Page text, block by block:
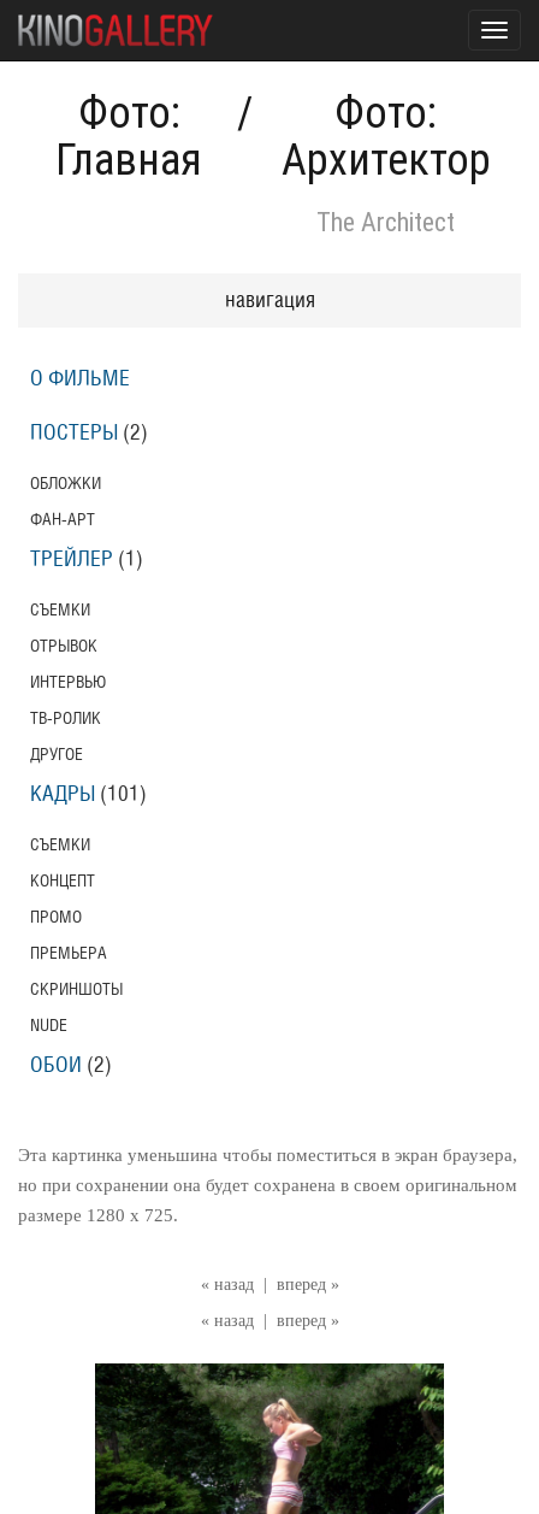
Фото:
Главная
/
Фото:
Архитектор
The Architect
« назад
вперед »
« назад
вперед »
Эта картинка уменьшина чтобы поместиться в экран браузера,
но при сохранении она будет сохранена в своем оригинальном
размере 1280 x 725.
навигация
О ФИЛЬМЕ
ПОСТЕРЫ (2)
ОБЛОЖКИ
ФАН-АРТ
ТРЕЙЛЕР (1)
СЪЕМКИ
ОТРЫВОК
ИНТЕРВЬЮ
ТВ-РОЛИК
ДРУГОЕ
КАДРЫ (101)
СЪЕМКИ
КОНЦЕПТ
ПРОМО
ПРЕМЬЕРА
СКРИНШОТЫ
NUDE
ОБОИ (2)